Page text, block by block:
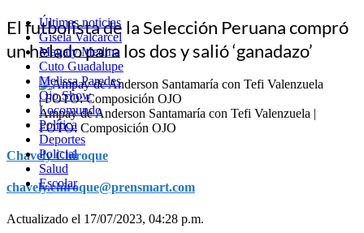
Últimas noticias
Gisela Valcarcel
Magaly Medina
Cuto Guadalupe
Melissa Paredes
Ojo Show
Locomundo
Política
Deportes
Policial
Salud
Escolar
El futbolista de la Selección Peruana compró
un helado para los dos y salió ‘ganadazo’
Ampay de Anderson Santamaría con Tefi Valenzuela |
FOTO: Composición OJO
Chavely Chiroque
chavely.chiroque@prensmart.com
Actualizado el 17/07/2023, 04:28 p.m.